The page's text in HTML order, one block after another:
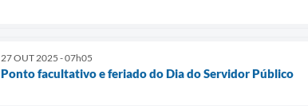
27 OUT 2025 - 07h05
Ponto facultativo e feriado do Dia do Servidor Público